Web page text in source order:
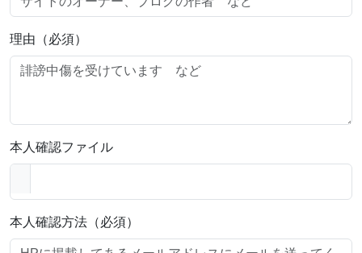
理由（必須）
本人確認ファイル
本人確認方法（必須）